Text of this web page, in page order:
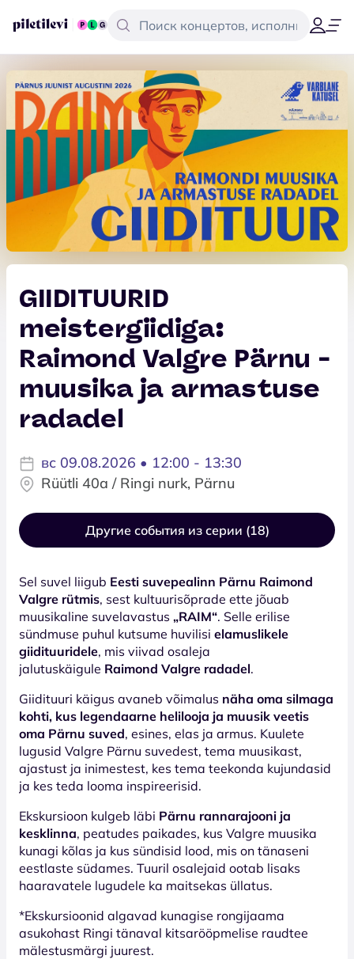
GIIDITUURID
meistergiidiga:
Raimond Valgre Pärnu -
muusika ja armastuse
radadel
вс 09.08.2026 • 12:00 - 13:30
Rüütli 40a / Ringi nurk, Pärnu
Другие события из серии (18)
Sel suvel liigub Eesti suvepealinn Pärnu Raimond
Valgre rütmis, sest kultuurisõprade ette jõuab
muusikaline suvelavastus „RAIM“. Selle erilise
sündmuse puhul kutsume huvilisi elamuslikele
giidituuridele, mis viivad osaleja
jalutuskäigule Raimond Valgre radadel.
Giidituuri käigus avaneb võimalus näha oma silmaga
kohti, kus legendaarne helilooja ja muusik veetis
oma Pärnu suved, esines, elas ja armus. Kuulete
lugusid Valgre Pärnu suvedest, tema muusikast,
ajastust ja inimestest, kes tema teekonda kujundasid
ja kes teda looma inspireerisid.
Ekskursioon kulgeb läbi Pärnu rannarajooni ja
kesklinna, peatudes paikades, kus Valgre muusika
kunagi kõlas ja kus sündisid lood, mis on tänaseni
eestlaste südames. Tuuril osalejaid ootab lisaks
haaravatele lugudele ka maitsekas üllatus.
*Ekskursioonid algavad kunagise rongijaama
asukohast Ringi tänaval kitsarööpmelise raudtee
mälestusmärgi juurest.